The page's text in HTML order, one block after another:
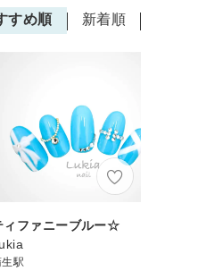
すめ順 新着順
ィファニーブルー☆
駅